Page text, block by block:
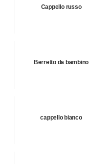
Cappello russo
Berretto da bambino
cappello bianco